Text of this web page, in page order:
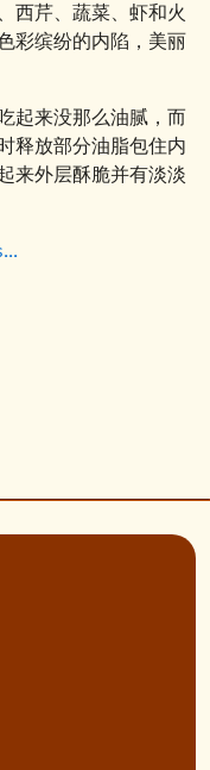
西芹、蔬菜、虾和火
彩缤纷的内陷，美丽
起来没那么油腻，而
释放部分油脂包住内
来外层酥脆并有淡淡